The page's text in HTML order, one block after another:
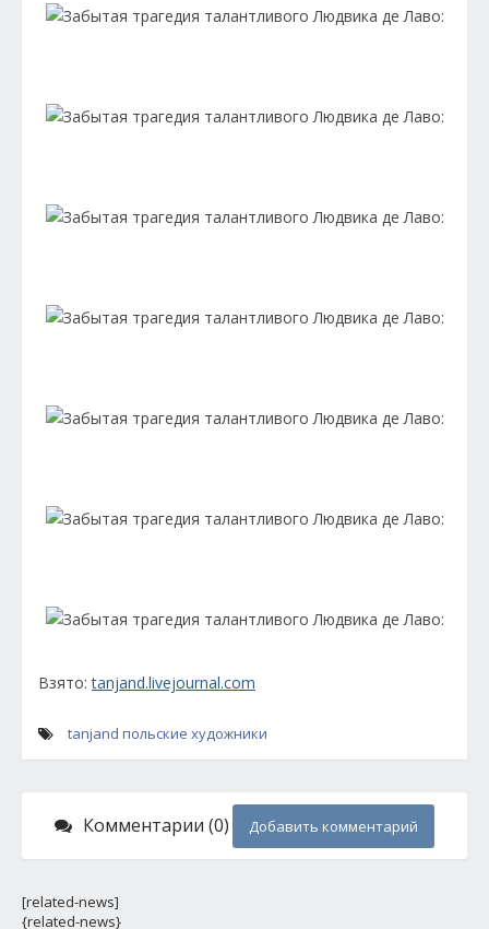
Взято:tanjand.livejournal.com
tanjand польские художники
Комментарии (0) Добавить комментарий
[related-news]
{related-news}